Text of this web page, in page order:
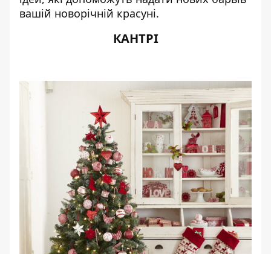
вашій новорічній красуні.
КАНТРІ